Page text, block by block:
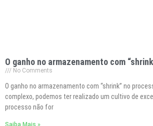
O ganho no armazenamento com
No Comments
O ganho no armazenamento com “shrink” no
complexo, podemos ter realizado um cultivo de
processo não for
Saiba Mais »